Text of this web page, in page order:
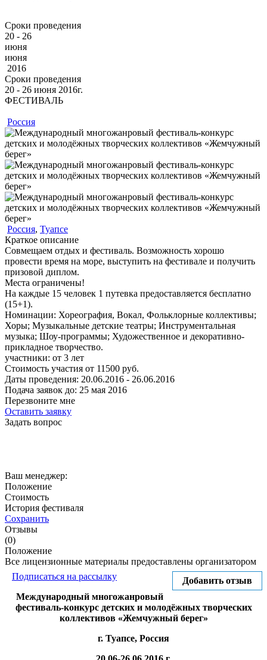
Сроки проведения
20 - 26
июня
июня
2016
Сроки проведения
20 ‐ 26 июня 2016г.
ФЕСТИВАЛЬ
Россия
Россия, Туапсе
Краткое описание
Совмещаем отдых и фестиваль. Возможность хорошо
провести время на море, выступить на фестивале и получить
призовой диплом.
Места ограничены!
На каждые 15 человек 1 путевка предоставляется бесплатно
(15+1).
Номинации: Хореография, Вокал, Фольклорные коллективы;
Хоры; Музыкальные детские театры; Инструментальная
музыка; Шоу-программы; Художественное и декоративно-
прикладное творчество.
участники: от 3 лет
Стоимость участия от 11500 руб.
Даты проведения: 20.06.2016 - 26.06.2016
Подача заявок до: 25 мая 2016
Перезвоните мне
Оставить заявку
Задать вопрос
Ваш менеджер:
Положение
Стоимость
История фестиваля
Сохранить
Отзывы
(0)
Положение
Все лицензионные материалы предоставлены организатором
Добавить отзыв
Подписаться на рассылку
Международный многожанровый
фестиваль-конкурс детских и молодёжных творческих
коллективов «Жемчужный берег»
г. Туапсе, Россия